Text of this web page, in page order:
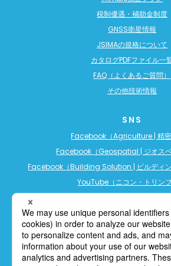
税制優遇・補助金制度
GNSS衛星情報
JSIMAの規格について
カタログPDFファイル一
FAQ（よくあるご質問）
その他技術情報
SNS
Facebook（Agriculture | 精密
Facebook（Geospatial | ジオスペ
Facebook（Building Solution | ビルディン
YouTube（ニコン・トリンブ
YouTube（ビルディングソリュ
LINE公式アカウント（精密